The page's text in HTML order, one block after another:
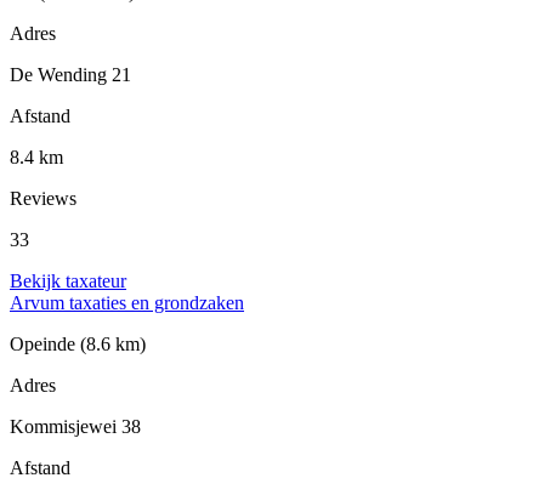
Adres
De Wending 21
Afstand
8.4 km
Reviews
33
Bekijk taxateur
Arvum taxaties en grondzaken
Opeinde (8.6 km)
Adres
Kommisjewei 38
Afstand